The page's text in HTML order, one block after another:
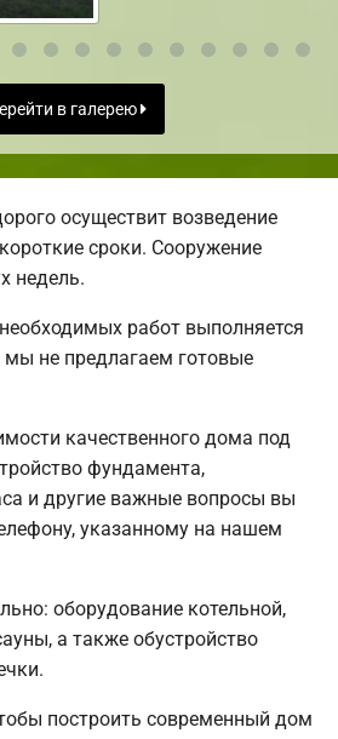
в галерею
осуществит возведение
сроки. Сооружение
недель.
работ выполняется
мы не предлагаем готовые
качественного дома под
фундамента,
и другие важные вопросы вы
указанному на нашем
оборудование котельной,
а также обустройство
построить современный дом